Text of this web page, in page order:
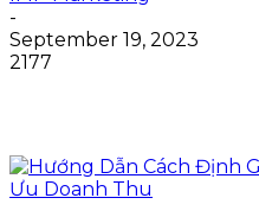
-
September 19, 2023
2177